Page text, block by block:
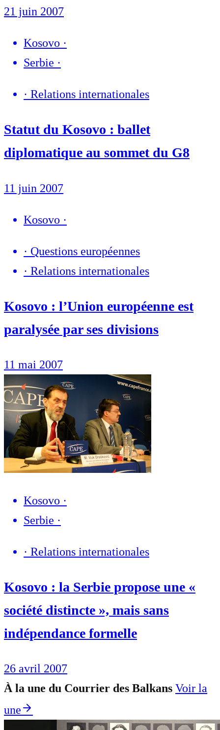
21 juin 2007
Kosovo ·
Serbie ·
· Relations internationales
Statut du Kosovo : ballet
diplomatique au sommet du G8
11 juin 2007
Kosovo ·
· Questions européennes
· Relations internationales
Kosovo : l’Union européenne est
paralysée par ses divisions
11 mai 2007
Kosovo ·
Serbie ·
· Relations internationales
Kosovo : la Serbie propose une «
société distincte », mais sans
indépendance formelle
26 avril 2007
À la une du Courrier des Balkans Voir la
une